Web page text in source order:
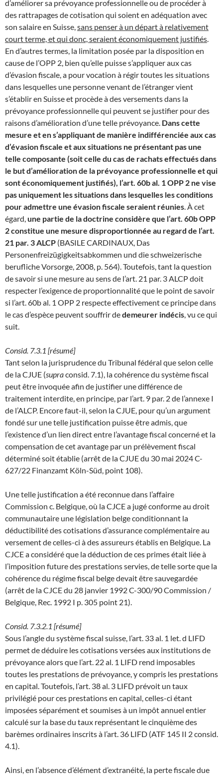
d’améliorer sa prévoyance professionnelle ou de procéder à
des rattrapages de cotisation qui soient en adéquation avec
son salaire en Suisse, sans penser à un départ à relativement
court terme, et qui donc, seraient économiquement justifiés
En d’autres termes, la limitation posée par la disposition en
cause de l’OPP 2, bien qu’elle puisse s’appliquer aux cas
d’évasion fiscale, a pour vocation à régir toutes les situations
dans lesquelles une personne venant de l’étranger vient
s’établir en Suisse et procède à des versements dans la
prévoyance professionnelle qui peuvent se justifier pour des
raisons d’amélioration d’une telle prévoyance. Dans cette
mesure et en s’appliquant de manière indifférenciée aux cas
d’évasion fiscale et aux situations ne présentant pas une
telle composante (soit celle du cas de rachats effectués dans
le but d’amélioration de la prévoyance professionnelle et qui
sont économiquement justifiés), l’art. 60b al. 1 OPP 2 ne vise
pas uniquement les situations dans lesquelles les conditions
pour admettre une évasion fiscale seraient réunies . À cet
égard, une partie de la doctrine considère que l’art. 60b OPP
2 constitue une mesure disproportionnée au regard de l’art.
21 par. 3 ALCP (BASILE CARDINAUX, Das
Personenfreizügigkeitsabkommen und die schweizerische
berufliche Vorsorge, 2008, p. 564). Toutefois, tant la question
de savoir si une mesure au sens de l’art. 21 par. 3 ALCP doit
respecter l’exigence de proportionnalité que le point de savoir
si l’art. 60b al. 1 OPP 2 respecte effectivement ce principe dans
le cas d’espèce peuvent souffrir dedemeurer indécis , vu ce qui
suit.
Consid. 7.3.1 [résumé]
Tant selon la jurisprudence du Tribunal fédéral que selon celle
de la CJUE (supraconsid. 7.1), la cohérence du système fiscal
peut être invoquée afin de justifier une différence de
traitement interdite, en principe, par l’art. 9 par. 2 de l’annexe I
de l’ALCP. Encore faut-il, selon la CJUE, pour qu’un argument
fondé sur une telle justification puisse être admis, que
l’existence d’un lien direct entre l’avantage fiscal concerné et la
compensation de cet avantage par un prélèvement fiscal
déterminé soit établie (arrêt de la CJUE du 30 mai 2024 C-
627/22 Finanzamt Köln-Süd, point 108).
Une telle justification a été reconnue dans l’affaire
Commission c. Belgique, où la CJCE a jugé conforme au droit
communautaire une législation belge conditionnant la
déductibilité des cotisations d’assurance complémentaire au
versement de celles-ci à des assureurs établis en Belgique. La
CJCE a considéré que la déduction de ces primes était liée à
l’imposition future des prestations servies, de telle sorte que la
cohérence du régime fiscal belge devait être sauvegardée
(arrêt de la CJCE du 28 janvier 1992 C-300/90 Commission /
Belgique, Rec. 1992 I p. 305 point 21).
Consid. 7.3.2.1 [résumé]
Sous l’angle du système fiscal suisse, l’art. 33 al. 1 let. d LIFD
permet de déduire les cotisations versées aux institutions de
prévoyance alors que l’art. 22 al. 1 LIFD rend imposables
toutes les prestations de prévoyance, y compris les prestations
en capital. Toutefois, l’art. 38 al. 3 LIFD prévoit un taux
privilégié pour ces prestations en capital, celles-ci étant
imposées séparément et soumises à un impôt annuel entier
calculé sur la base du taux représentant le cinquième des
barèmes ordinaires inscrits à l’art. 36 LIFD (ATF 145 II 2 consid.
4.1).
Ainsi, en l’absence d’élément d’extranéité, la perte fiscale due